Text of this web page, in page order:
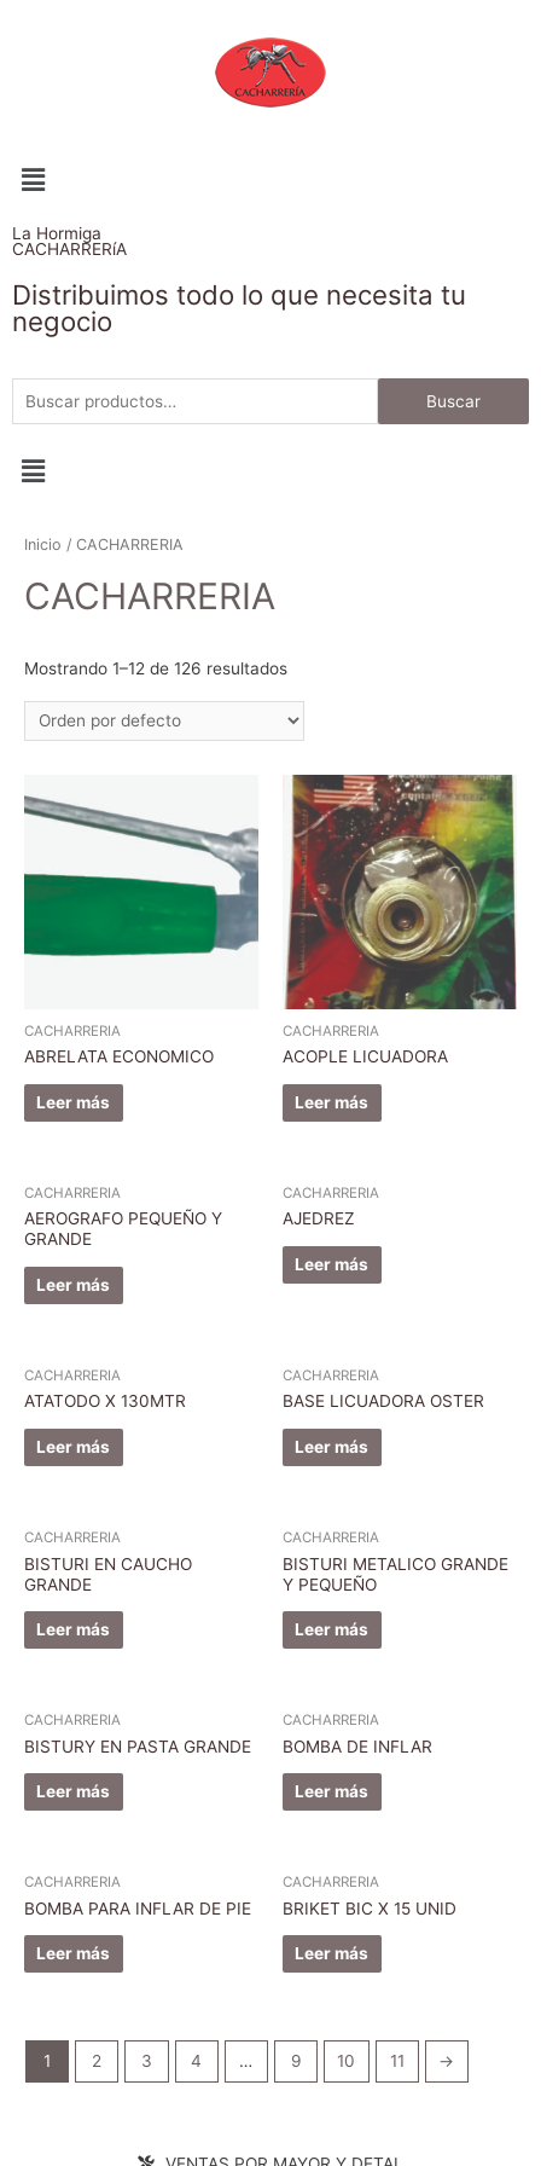
La Hormiga
CACHARRERíA
Distribuimos todo lo que necesita tu
negocio
Buscar
Inicio / CACHARRERIA
CACHARRERIA
Mostrando 1–12 de 126 resultados
CACHARRERIA
ABRELATA ECONOMICO
Leer más
CACHARRERIA
ACOPLE LICUADORA
Leer más
CACHARRERIA
AEROGRAFO PEQUEÑO Y
GRANDE
Leer más
CACHARRERIA
AJEDREZ
Leer más
CACHARRERIA
ATATODO X 130MTR
Leer más
CACHARRERIA
BASE LICUADORA OSTER
Leer más
CACHARRERIA
BISTURI EN CAUCHO
GRANDE
Leer más
CACHARRERIA
BISTURI METALICO GRANDE
Y PEQUEÑO
Leer más
CACHARRERIA
BISTURY EN PASTA GRANDE
Leer más
CACHARRERIA
BOMBA DE INFLAR
Leer más
CACHARRERIA
BOMBA PARA INFLAR DE PIE
Leer más
CACHARRERIA
BRIKET BIC X 15 UNID
Leer más
1 2 3 4 … 9 10 11 →